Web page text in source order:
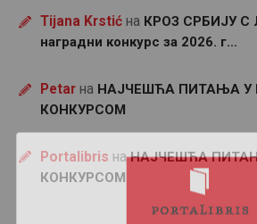
Tijana Krstićна КРОЗ СРБИЈУ
наградни конкурс за 2026. г…
Petarна НАЈЧЕШЋА ПИТАЊА У
КОНКУРСОМ
Portalibris наНАЈЧЕШЋА
КОНКУРСОМ